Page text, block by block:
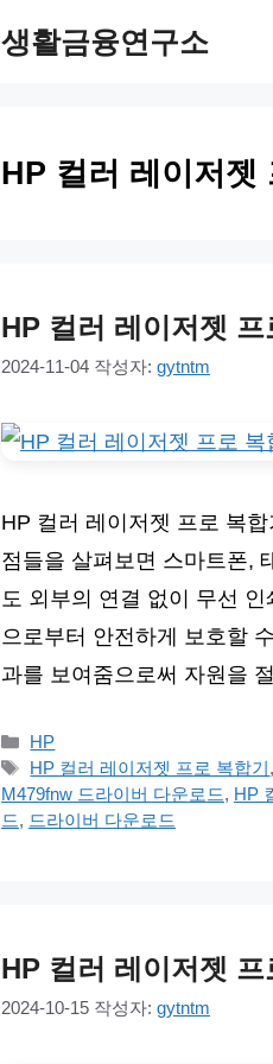
생활금융연구소
HP 컬러 레이저젯
HP 컬러 레이저젯
2024-11-04 작성자: gytntm
HP 컬러 레이저젯 프로 복
점들을 살펴보면 스마트폰,
도 외부의 연결 없이 무선
으로부터 안전하게 보호할
과를 보여줌으로써 자원을
카
테
고
리
HP
태
그
HP 컬러 레이저젯 프로 복합기,
M479fnw 드라이버 다운로드, HP
드, 드라이버 다운로드
HP 컬러 레이저젯
2024-10-15 작성자: gytntm